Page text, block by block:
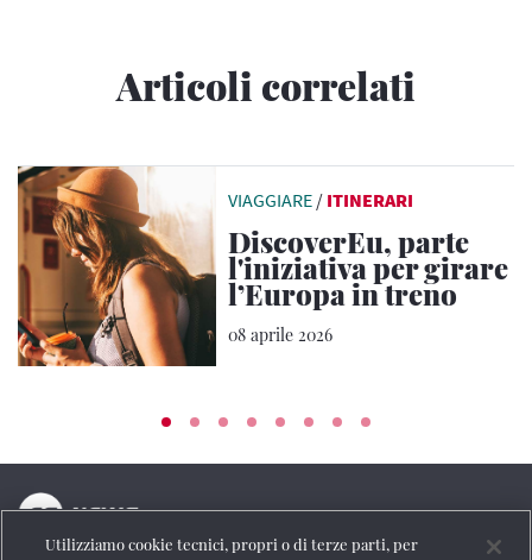
Articoli correlati
VIAGGIARE / ITINERARI
DiscoverEu, parte
l'iniziativa per girare
l’Europa in treno
08 aprile 2026
Utilizziamo cookie tecnici, propri o di terze parti, per